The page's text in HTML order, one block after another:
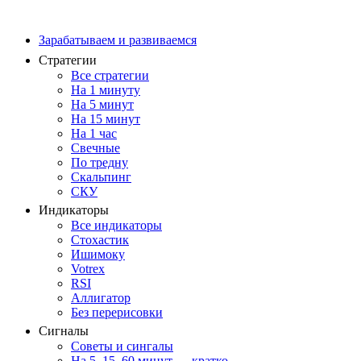
Зарабатываем и развиваемся
Стратегии
Все стратегии
На 1 минуту
На 5 минут
На 15 минут
На 1 час
Свечные
По тредну
Скальпинг
СКУ
Индикаторы
Все индикаторы
Стохастик
Ишимоку
Votrex
RSI
Аллигатор
Без перерисовки
Сигналы
Советы и сингалы